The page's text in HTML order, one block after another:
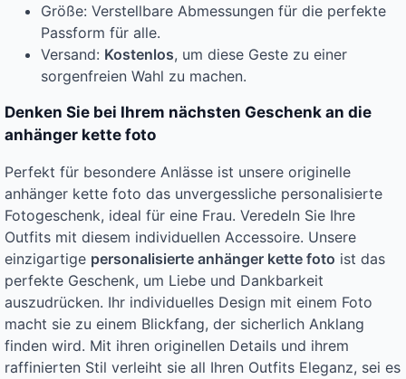
Größe: Verstellbare Abmessungen für die perfekte
Passform für alle.
Versand: Kostenlos, um diese Geste zu einer
sorgenfreien Wahl zu machen.
Denken Sie bei Ihrem nächsten Geschenk an die
anhänger kette foto
Perfekt für besondere Anlässe ist unsere originelle
anhänger kette foto das unvergessliche personalisierte
Fotogeschenk, ideal für eine Frau. Veredeln Sie Ihre
Outfits mit diesem individuellen Accessoire. Unsere
einzigartige personalisierte anhänger kette foto ist das
perfekte Geschenk, um Liebe und Dankbarkeit
auszudrücken. Ihr individuelles Design mit einem Foto
macht sie zu einem Blickfang, der sicherlich Anklang
finden wird. Mit ihren originellen Details und ihrem
raffinierten Stil verleiht sie all Ihren Outfits Eleganz, sei es